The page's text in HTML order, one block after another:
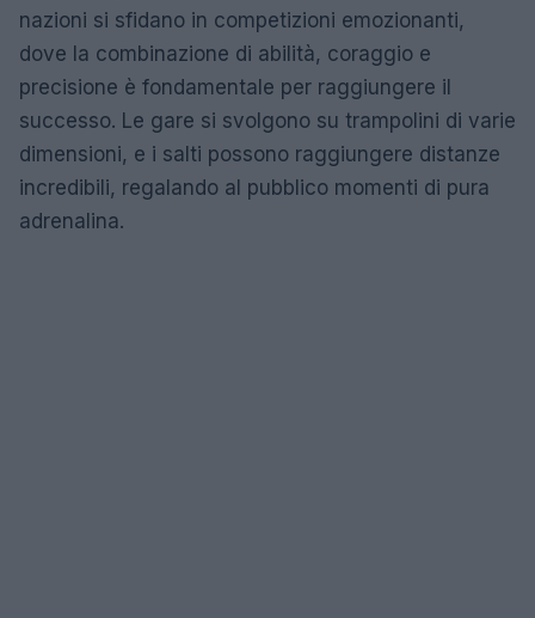
nazioni si sfidano in competizioni emozionanti,
dove la combinazione di abilità, coraggio e
precisione è fondamentale per raggiungere il
successo. Le gare si svolgono su trampolini di varie
dimensioni, e i salti possono raggiungere distanze
incredibili, regalando al pubblico momenti di pura
adrenalina.